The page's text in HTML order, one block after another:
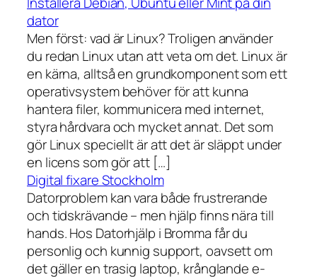
dator
Men först: vad är Linux? Troligen använder
du redan Linux utan att veta om det. Linux är
en kärna, alltså en grundkomponent som ett
operativsystem behöver för att kunna
hantera filer, kommunicera med internet,
styra hårdvara och mycket annat. Det som
gör Linux speciellt är att det är släppt under
en licens som gör att […]
Digital fixare Stockholm
Datorproblem kan vara både frustrerande
och tidskrävande – men hjälp finns nära till
hands. Hos Datorhjälp i Bromma får du
personlig och kunnig support, oavsett om
det gäller en trasig laptop, krånglande e-